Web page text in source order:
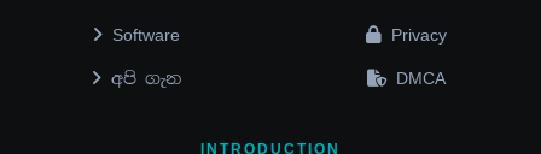
Software
අපි ගැන
Privacy
DMCA
INTRODUCTION